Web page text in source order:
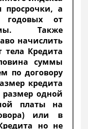
просрочки, а
годовых от
Также
начислить
тела Кредита
суммы
по договору
кредита
одной
платы на
или в
но не